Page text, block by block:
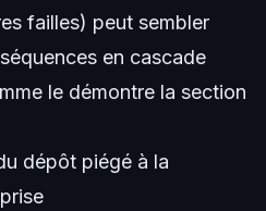
failles) peut sembler
en cascade
le démontre la section
dépôt piégé à la